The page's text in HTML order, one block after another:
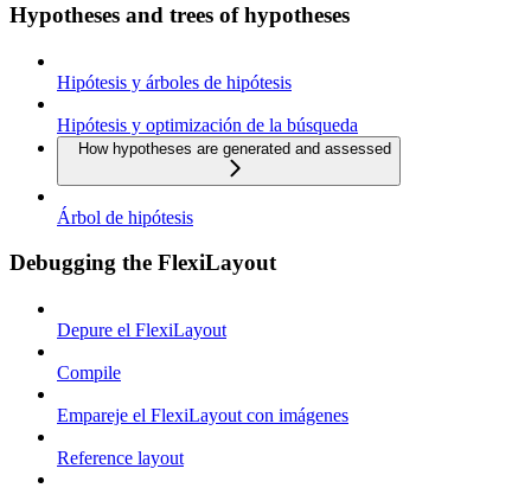
Hypotheses and trees of hypotheses
Hipótesis y árboles de hipótesis
Hipótesis y optimización de la búsqueda
How hypotheses are generated and assessed
Árbol de hipótesis
Debugging the FlexiLayout
Depure el FlexiLayout
Compile
Empareje el FlexiLayout con imágenes
Reference layout